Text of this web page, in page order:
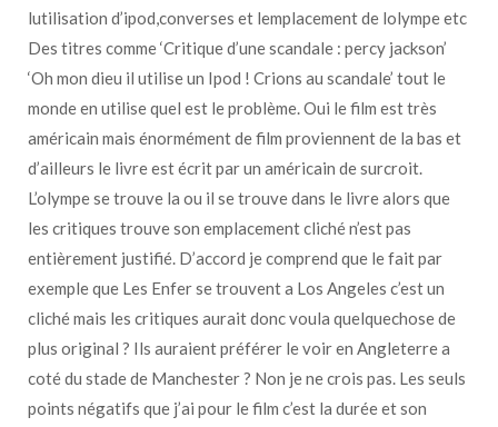
lutilisation d’ipod,converses et lemplacement de lolympe etc
Des titres comme ‘Critique d’une scandale : percy jackson’
‘Oh mon dieu il utilise un Ipod ! Crions au scandale’ tout le
monde en utilise quel est le problème. Oui le film est très
américain mais énormément de film proviennent de la bas et
d’ailleurs le livre est écrit par un américain de surcroit.
L’olympe se trouve la ou il se trouve dans le livre alors que
les critiques trouve son emplacement cliché n’est pas
entièrement justifié. D’accord je comprend que le fait par
exemple que Les Enfer se trouvent a Los Angeles c’est un
cliché mais les critiques aurait donc voula quelquechose de
plus original ? Ils auraient préférer le voir en Angleterre a
coté du stade de Manchester ? Non je ne crois pas. Les seuls
points négatifs que j’ai pour le film c’est la durée et son